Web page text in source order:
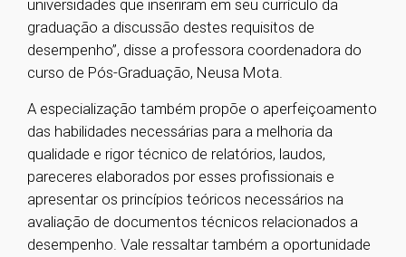
universidades que inseriram em seu currículo da
graduação a discussão destes requisitos de
desempenho”, disse a professora coordenadora do
curso de Pós-Graduação, Neusa Mota.
A especialização também propõe o aperfeiçoamento
das habilidades necessárias para a melhoria da
qualidade e rigor técnico de relatórios, laudos,
pareceres elaborados por esses profissionais e
apresentar os princípios teóricos necessários na
avaliação de documentos técnicos relacionados a
desempenho. Vale ressaltar também a oportunidade